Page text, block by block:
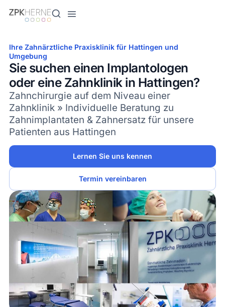
springen
Ihre Zahnärztliche Praxisklinik für Hattingen und
Umgebung
Sie suchen einen Implantologen
oder eine Zahnklinik in Hattingen?
Zahnchirurgie auf dem Niveau einer
Zahnklinik » Individuelle Beratung zu
Zahnimplantaten & Zahnersatz für unsere
Patienten aus Hattingen
Lernen Sie uns kennen
Termin vereinbaren